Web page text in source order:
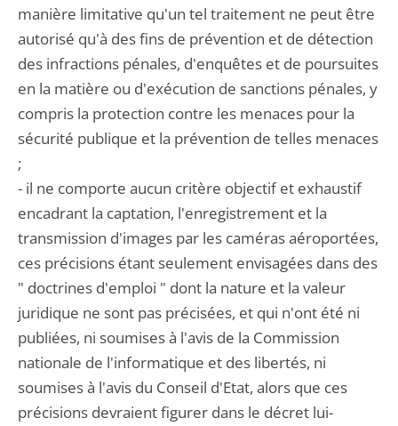
manière limitative qu'un tel traitement ne peut être
autorisé qu'à des fins de prévention et de détection
des infractions pénales, d'enquêtes et de poursuites
en la matière ou d'exécution de sanctions pénales, y
compris la protection contre les menaces pour la
sécurité publique et la prévention de telles menaces
;
- il ne comporte aucun critère objectif et exhaustif
encadrant la captation, l'enregistrement et la
transmission d'images par les caméras aéroportées,
ces précisions étant seulement envisagées dans des
" doctrines d'emploi " dont la nature et la valeur
juridique ne sont pas précisées, et qui n'ont été ni
publiées, ni soumises à l'avis de la Commission
nationale de l'informatique et des libertés, ni
soumises à l'avis du Conseil d'Etat, alors que ces
précisions devraient figurer dans le décret lui-